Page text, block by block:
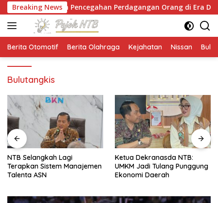
Langsung
ke
konten
Breaking News
Pencegahan Perdagangan Orang di Era Digital
Berita Otomotif Berita Olahraga Kejahatan Nissan
Bulutangkis
NTB Selangkah Lagi
Terapkan Sistem Manajemen
Talenta ASN
Ketua Dekranasda NTB:
UMKM Jadi Tulang Punggung
Ekonomi Daerah